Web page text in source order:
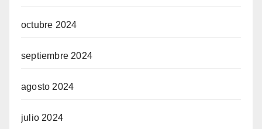
octubre 2024
septiembre 2024
agosto 2024
julio 2024